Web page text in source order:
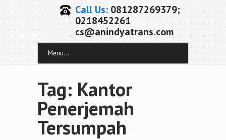
Call Us:081287269379;
0218452261
cs@anindyatrans.com
Menu...
Tag: Kantor
Penerjemah
Tersumpah